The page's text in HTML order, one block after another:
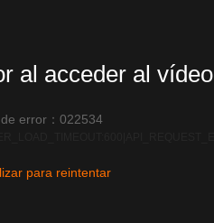
al acceder al vídeo
error：022534
para reintentar